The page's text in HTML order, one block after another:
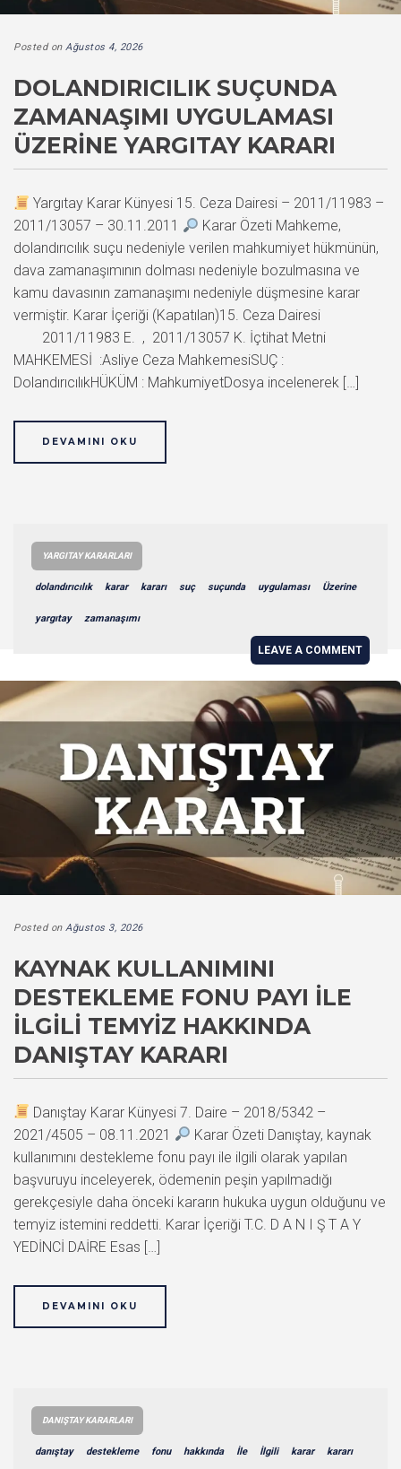
Posted on Ağustos 4, 2026
DOLANDIRICILIK SUÇUNDA
ZAMANAŞIMI UYGULAMASI
ÜZERINE YARGITAY KARARI
Yargıtay Karar Künyesi 15. Ceza Dairesi – 2011/11983 –
2011/13057 – 30.11.2011
Karar Özeti Mahkeme,
dolandırıcılık suçu nedeniyle verilen mahkumiyet hükmünün,
dava zamanaşımının dolması nedeniyle bozulmasına ve
kamu davasının zamanaşımı nedeniyle düşmesine karar
vermiştir. Karar İçeriği (Kapatılan)15. Ceza Dairesi
2011/11983 E. , 2011/13057 K. İçtihat Metni
MAHKEMESİ :Asliye Ceza MahkemesiSUÇ :
DolandırıcılıkHÜKÜM : MahkumiyetDosya incelenerek […]
DEVAMINI OKU
YARGITAY KARARLARI
dolandırıcılık karar kararı suç suçunda uygulaması Üzerine
yargıtay zamanaşımı
LEAVE A COMMENT
Posted on Ağustos 3, 2026
KAYNAK KULLANIMINI
DESTEKLEME FONU PAYI İLE
İLGILI TEMYIZ HAKKINDA
DANIŞTAY KARARI
Danıştay Karar Künyesi 7. Daire – 2018/5342 –
2021/4505 – 08.11.2021
Karar Özeti Danıştay, kaynak
kullanımını destekleme fonu payı ile ilgili olarak yapılan
başvuruyu inceleyerek, ödemenin peşin yapılmadığı
gerekçesiyle daha önceki kararın hukuka uygun olduğunu ve
temyiz istemini reddetti. Karar İçeriği T.C. D A N I Ş T A Y
YEDİNCİ DAİRE Esas […]
DEVAMINI OKU
DANIŞTAY KARARLARI
danıştay destekleme fonu hakkında İle İlgili karar kararı